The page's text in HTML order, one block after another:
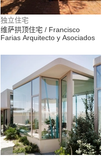
独立住宅
维萨拱顶住宅 / Francisco
Farias Arquitecto y Asociados